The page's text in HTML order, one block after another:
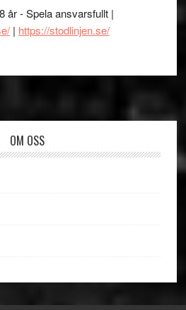
år - Spela ansvarsfullt |
| https://stodlinjen.se/
OM OSS